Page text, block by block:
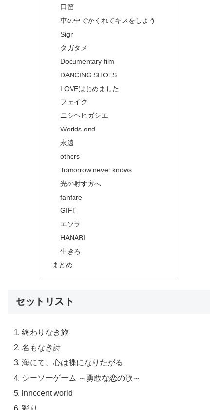
口笛
車の中でかくれてキスをしよう
Sign
タガタメ
Documentary film
DANCING SHOES
LOVEはじめました
フェイク
ニシヘヒガシエ
Worlds end
永遠
others
Tomorrow never knows
光の射す方へ
fanfare
GIFT
エソラ
HANABI
生きろ
まとめ
セットリスト
終わりなき旅
名もなき詩
海にて、心は裸になりたがる
シーソーゲーム ～勇敢な恋の歌～
innocent world
彩り